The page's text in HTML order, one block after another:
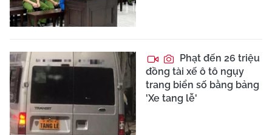
Phạt đến 26 triệu
đồng tài xế ô tô ngụy
trang biển số bằng bảng
'Xe tang lễ'